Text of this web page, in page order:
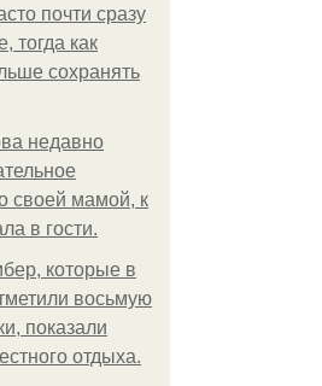
почти сразу
тогда как
сохранять
недавно
своей мамой, к
в гости.
которые в
восьмую
показали
отдыха.